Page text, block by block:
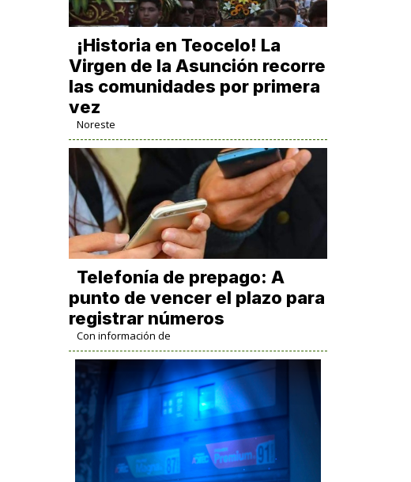
​¡Historia en Teocelo! La
Virgen de la Asunción recorre
las comunidades por primera
vez
Noreste
Telefonía de prepago: A
punto de vencer el plazo para
registrar números
Con información de